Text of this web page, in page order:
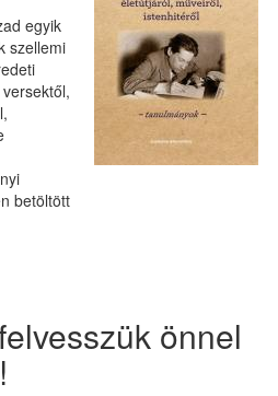
egyik
szellemi
betöltött
önnel